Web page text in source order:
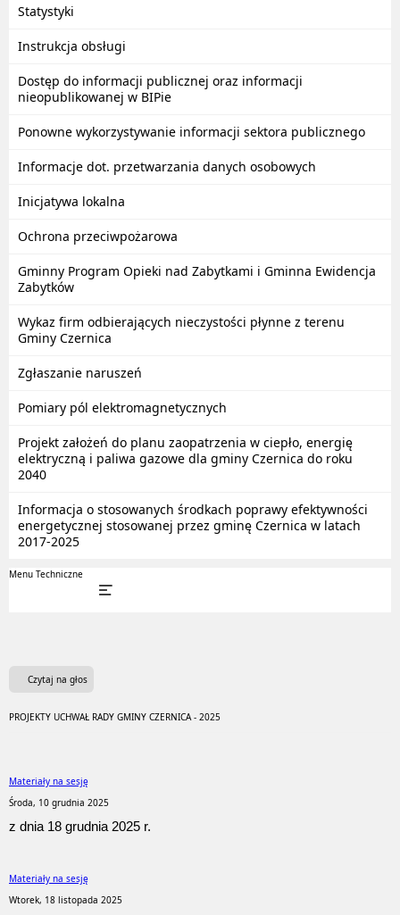
Statystyki
Instrukcja obsługi
Dostęp do informacji publicznej oraz informacji
nieopublikowanej w BIPie
Ponowne wykorzystywanie informacji sektora publicznego
Informacje dot. przetwarzania danych osobowych
Inicjatywa lokalna
Ochrona przeciwpożarowa
Gminny Program Opieki nad Zabytkami i Gminna Ewidencja
Zabytków
Wykaz firm odbierających nieczystości płynne z terenu
Gminy Czernica
Zgłaszanie naruszeń
Pomiary pól elektromagnetycznych
Projekt założeń do planu zaopatrzenia w ciepło, energię
elektryczną i paliwa gazowe dla gminy Czernica do roku
2040
Informacja o stosowanych środkach poprawy efektywności
energetycznej stosowanej przez gminę Czernica w latach
2017-2025
Menu Techniczne
Czytaj na głos
PROJEKTY UCHWAŁ RADY GMINY CZERNICA - 2025
Materiały na sesję
Środa, 10 grudnia 2025
z dnia 18 grudnia 2025 r.
Materiały na sesję
Wtorek, 18 listopada 2025